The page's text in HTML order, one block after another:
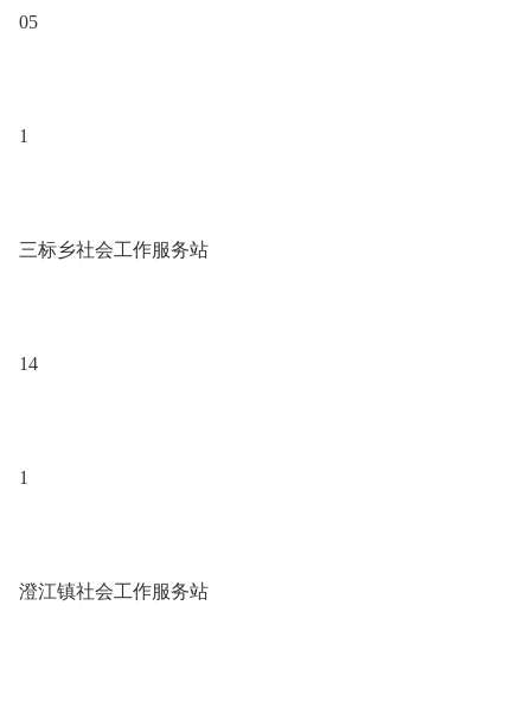
05
1
三标乡社会工作服务站
14
1
澄江镇社会工作服务站